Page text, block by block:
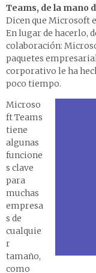
Teams, de la mano
Dicen que Microsoft
En lugar de hacerlo,
colaboración:
paquetes
corporativo le ha
poco tiempo.
Microso
ft Teams
tiene
algunas
funcione
s clave
para
muchas
empresa
s de
cualquie
r
tamaño,
como